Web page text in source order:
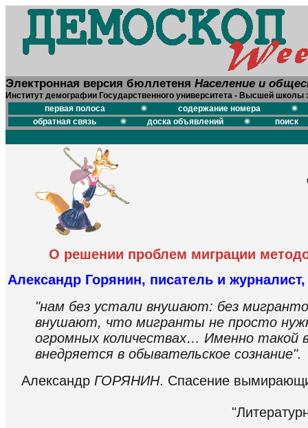
Электронная версия бюллетеня Население и
Институт демографии Государственного университета - Высшей школы
первая полоса
содержание номера
обратная связь
доска объявлений поиск
О решении проблем миграции
Александр Горянин, писатель и
"нам без устали внушают: без
внушают, что мигранты не просто
огромных количествах… Именно такой
внедряется в обывательское сознание".
Александр ГОРЯНИН. Спасение